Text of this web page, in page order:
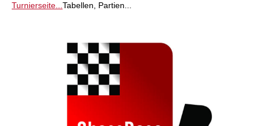
Turnierseite... Tabellen, Partien...